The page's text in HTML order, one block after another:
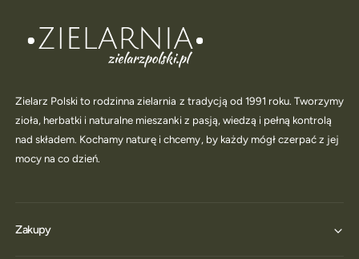
Zielarz Polski to rodzinna zielarnia z tradycją od 1991 roku. Tworzymy
zioła, herbatki i naturalne mieszanki z pasją, wiedzą i pełną kontrolą
nad składem. Kochamy naturę i chcemy, by każdy mógł czerpać z jej
mocy na co dzień.
Zakupy